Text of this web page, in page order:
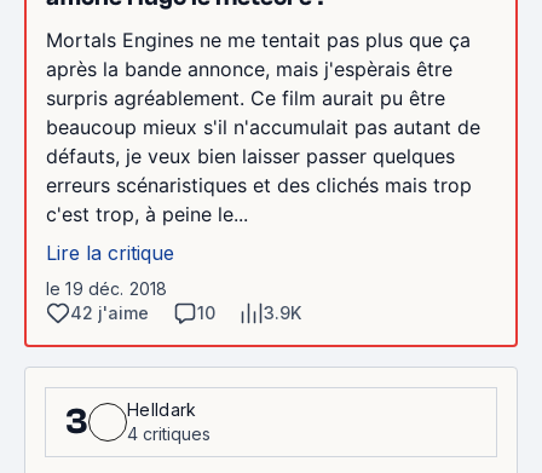
Mortals Engines ne me tentait pas plus que ça
après la bande annonce, mais j'espèrais être
surpris agréablement. Ce film aurait pu être
beaucoup mieux s'il n'accumulait pas autant de
défauts, je veux bien laisser passer quelques
erreurs scénaristiques et des clichés mais trop
c'est trop, à peine le...
Lire la critique
le 19 déc. 2018
42 j'aime
10 3.9K
3
Helldark
4 critiques